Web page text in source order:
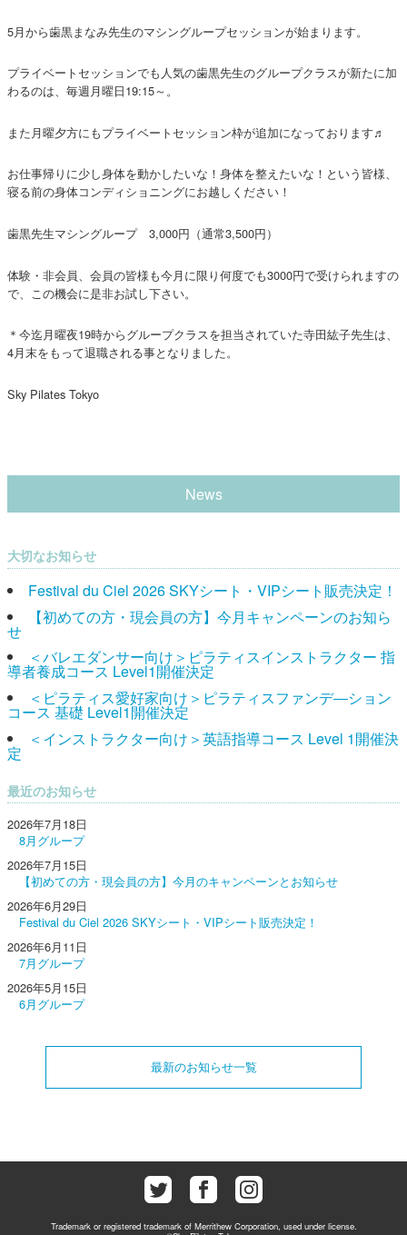
5月から歯黒まなみ先生のマシングループセッションが始まります。
プライベートセッションでも人気の歯黒先生のグループクラスが新たに加
わるのは、毎週月曜日19:15～。
また月曜夕方にもプライベートセッション枠が追加になっております♬
お仕事帰りに少し身体を動かしたいな！身体を整えたいな！という皆様、
寝る前の身体コンディショニングにお越しください！
歯黒先生マシングループ 3,000円（通常3,500円）
体験・非会員、会員の皆様も今月に限り何度でも3000円で受けられますの
で、この機会に是非お試し下さい。
＊今迄月曜夜19時からグループクラスを担当されていた寺田紘子先生は、
4月末をもって退職される事となりました。
Sky Pilates Tokyo
News
大切なお知らせ
Festival du Ciel 2026 SKYシート・VIPシート販売決定！
【初めての方・現会員の方】今月キャンペーンのお知ら
せ
＜バレエダンサー向け＞ピラティスインストラクター 指
導者養成コース Level1開催決定
＜ピラティス愛好家向け＞ピラティスファンデ―ション
コース 基礎 Level1開催決定
＜インストラクター向け＞英語指導コース Level 1開催決
定
最近のお知らせ
2026年7月18日
8月グループ
2026年7月15日
【初めての方・現会員の方】今月のキャンペーンとお知らせ
2026年6月29日
Festival du Ciel 2026 SKYシート・VIPシート販売決定！
2026年6月11日
7月グループ
2026年5月15日
6月グループ
最新のお知らせ一覧
Trademark or registered trademark of Merrithew Corporation, used under license.